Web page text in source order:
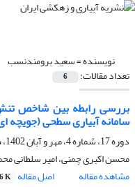
نویسنده =سعید برومندنسب
تعداد مقالات: 6
بررسی رابطه بین شاخص
سامانه آبیاری سطحی (جویچه
دوره 17، شماره 4، مهر و آبان 1402، صفحه
محسن اکبری چمنی، امیر سلطانی
مشاهده مقاله
اصل مقاله K